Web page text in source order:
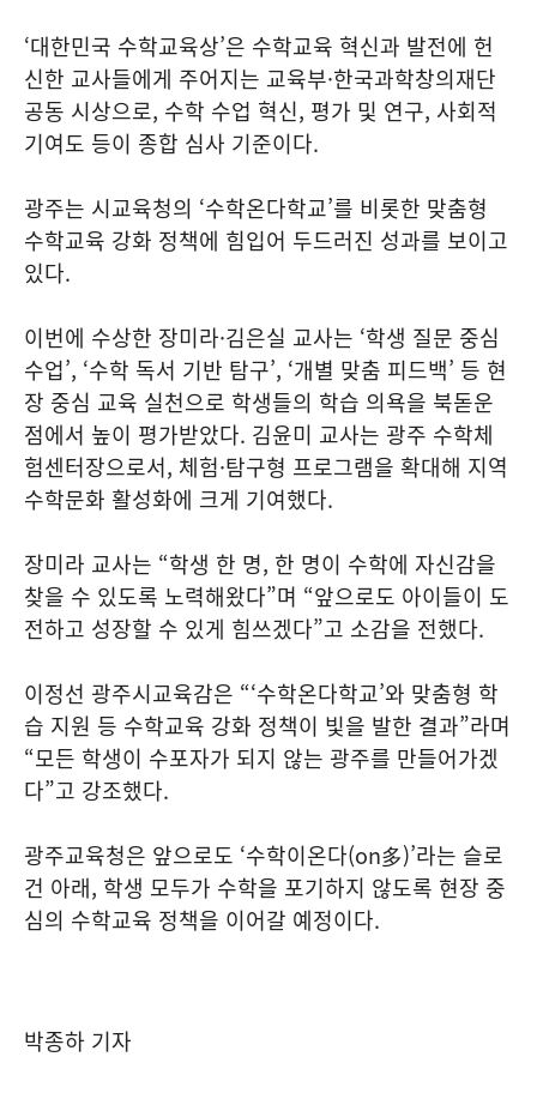
‘대한민국 수학교육상’은 수학교육 혁신과 발전에 헌
신한 교사들에게 주어지는 교육부·한국과학창의재단
공동 시상으로, 수학 수업 혁신, 평가 및 연구, 사회적
기여도 등이 종합 심사 기준이다.
광주는 시교육청의 ‘수학온다학교’를 비롯한 맞춤형
수학교육 강화 정책에 힘입어 두드러진 성과를 보이고
있다.
이번에 수상한 장미라·김은실 교사는 ‘학생 질문 중심
수업’, ‘수학 독서 기반 탐구’, ‘개별 맞춤 피드백’ 등 현
장 중심 교육 실천으로 학생들의 학습 의욕을 북돋운
점에서 높이 평가받았다. 김윤미 교사는 광주 수학체
험센터장으로서, 체험·탐구형 프로그램을 확대해 지역
수학문화 활성화에 크게 기여했다.
장미라 교사는 “학생 한 명, 한 명이 수학에 자신감을
찾을 수 있도록 노력해왔다”며 “앞으로도 아이들이 도
전하고 성장할 수 있게 힘쓰겠다”고 소감을 전했다.
이정선 광주시교육감은 “‘수학온다학교’와 맞춤형 학
습 지원 등 수학교육 강화 정책이 빛을 발한 결과”라며
“모든 학생이 수포자가 되지 않는 광주를 만들어가겠
다”고 강조했다.
광주교육청은 앞으로도 ‘수학이온다(on多)’라는 슬로
건 아래, 학생 모두가 수학을 포기하지 않도록 현장 중
심의 수학교육 정책을 이어갈 예정이다.
박종하 기자